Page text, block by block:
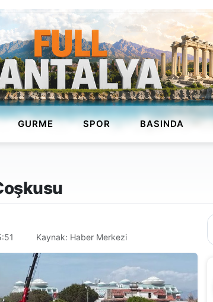
GURME SPOR BASINDA
Kaynak: Haber Merkezi